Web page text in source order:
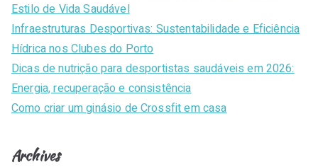
Estilo de Vida Saudável
Infraestruturas Desportivas: Sustentabilidade e Eficiência
Hídrica nos Clubes do Porto
Dicas de nutrição para desportistas saudáveis em 2026:
Energia, recuperação e consistência
Como criar um ginásio de Crossfit em casa
Archives